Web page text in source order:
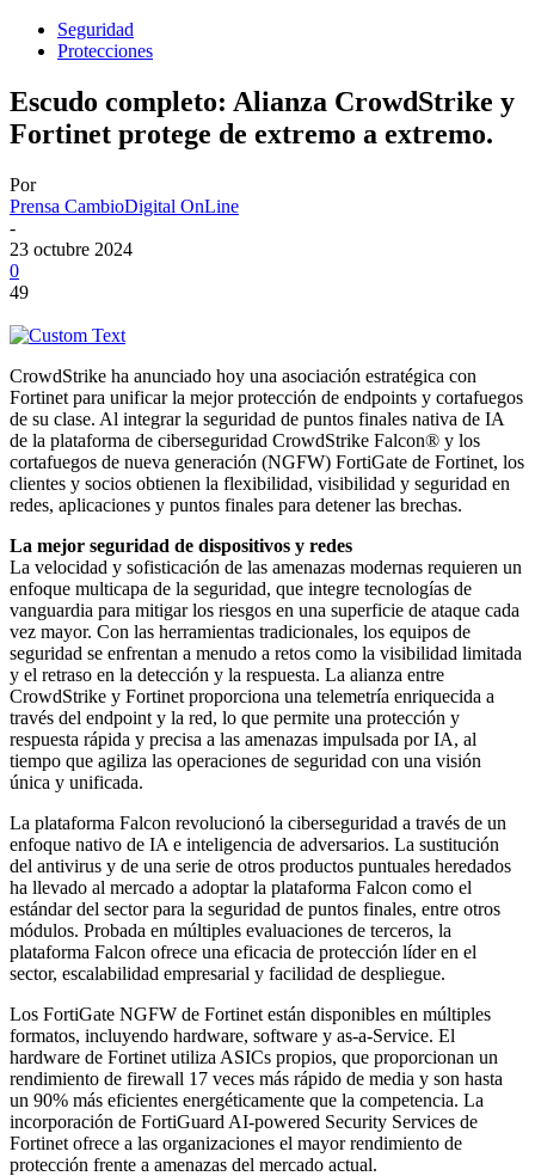
Seguridad
Protecciones
Escudo completo: Alianza CrowdStrike y
Fortinet protege de extremo a extremo.
Por
Prensa CambioDigital OnLine
-
23 octubre 2024
0
49
CrowdStrike ha anunciado hoy una asociación estratégica con
Fortinet para unificar la mejor protección de endpoints y cortafuegos
de su clase. Al integrar la seguridad de puntos finales nativa de IA
de la plataforma de ciberseguridad CrowdStrike Falcon® y los
cortafuegos de nueva generación (NGFW) FortiGate de Fortinet, los
clientes y socios obtienen la flexibilidad, visibilidad y seguridad en
redes, aplicaciones y puntos finales para detener las brechas.
La mejor seguridad de dispositivos y redes
La velocidad y sofisticación de las amenazas modernas requieren un
enfoque multicapa de la seguridad, que integre tecnologías de
vanguardia para mitigar los riesgos en una superficie de ataque cada
vez mayor. Con las herramientas tradicionales, los equipos de
seguridad se enfrentan a menudo a retos como la visibilidad limitada
y el retraso en la detección y la respuesta. La alianza entre
CrowdStrike y Fortinet proporciona una telemetría enriquecida a
través del endpoint y la red, lo que permite una protección y
respuesta rápida y precisa a las amenazas impulsada por IA, al
tiempo que agiliza las operaciones de seguridad con una visión
única y unificada.
La plataforma Falcon revolucionó la ciberseguridad a través de un
enfoque nativo de IA e inteligencia de adversarios. La sustitución
del antivirus y de una serie de otros productos puntuales heredados
ha llevado al mercado a adoptar la plataforma Falcon como el
estándar del sector para la seguridad de puntos finales, entre otros
módulos. Probada en múltiples evaluaciones de terceros, la
plataforma Falcon ofrece una eficacia de protección líder en el
sector, escalabilidad empresarial y facilidad de despliegue.
Los FortiGate NGFW de Fortinet están disponibles en múltiples
formatos, incluyendo hardware, software y as-a-Service. El
hardware de Fortinet utiliza ASICs propios, que proporcionan un
rendimiento de firewall 17 veces más rápido de media y son hasta
un 90% más eficientes energéticamente que la competencia. La
incorporación de FortiGuard AI-powered Security Services de
Fortinet ofrece a las organizaciones el mayor rendimiento de
protección frente a amenazas del mercado actual.